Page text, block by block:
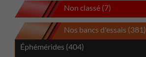
Non classé (7)
Nos bancs d'essais (381)
Éphémérides (404)